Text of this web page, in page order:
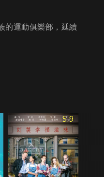
的運動俱樂部，延續
5.9